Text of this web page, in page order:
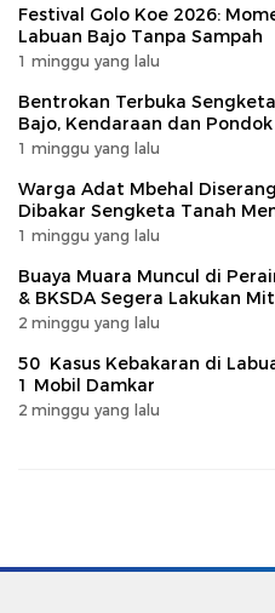
Festival Golo Koe 2026:
Labuan Bajo Tanpa Sampah
1 minggu yang lalu
Bentrokan Terbuka
Bajo, Kendaraan dan
1 minggu yang lalu
Warga Adat Mbehal
Dibakar Sengketa Tanah
1 minggu yang lalu
Buaya Muara Muncul di
& BKSDA Segera Lakukan
2 minggu yang lalu
50 Kasus Kebakaran di
1 Mobil Damkar
2 minggu yang lalu